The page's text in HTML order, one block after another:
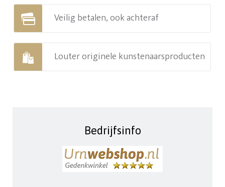
Veilig betalen, ook achteraf
Louter originele kunstenaarsproducten
Bedrijfsinfo